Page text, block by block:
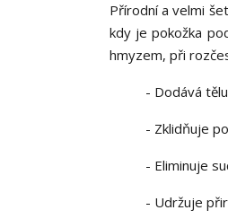
Přírodní a velmi
kdy je pokožka
hmyzem, při
- Dodává
- Zklidňuje
- Eliminuje
- Udržuje